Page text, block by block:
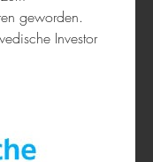
geworden.
Investor